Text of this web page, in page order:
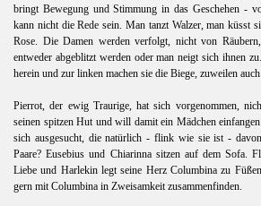
bringt Bewegung und Stimmung in das Geschehen -
kann nicht die Rede sein. Man tanzt Walzer, man küsst
Rose. Die Damen werden verfolgt, nicht von
entweder abgeblitzt werden oder man neigt sich ihnen
herein und zur linken machen sie die Biege, zuweilen auch
Pierrot, der ewig Traurige, hat sich vorgenommen,
seinen spitzen Hut und will damit ein Mädchen
sich ausgesucht, die natürlich - flink wie sie ist -
Paare? Eusebius und Chiarinna sitzen auf dem Sofa.
Liebe und Harlekin legt seine Herz Columbina zu
gern mit Columbina in Zweisamkeit zusammenfinden.